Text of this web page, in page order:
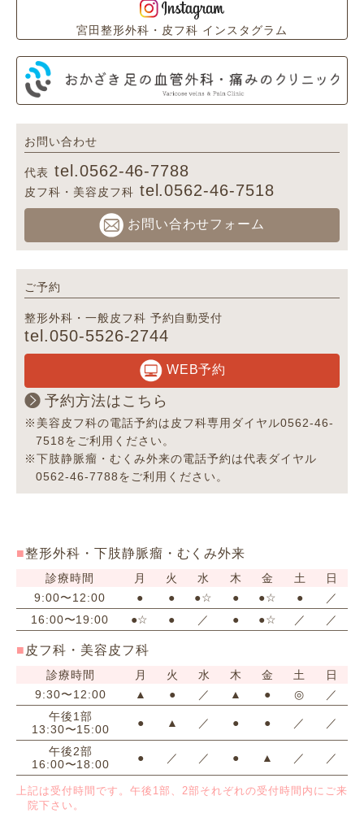
宮田整形外科・皮フ科 インスタグラム
お問い合わせ
代表 tel.0562-46-7788
皮フ科・美容皮フ科 tel.0562-46-7518
お問い合わせフォーム
ご予約
整形外科・一般皮フ科 予約自動受付
tel.050-5526-2744
WEB予約
予約方法はこちら
※美容皮フ科の電話予約は皮フ科専用ダイヤル0562-46-
7518をご利用ください。
※下肢静脈瘤・むくみ外来の電話予約は代表ダイヤル
0562-46-7788をご利用ください。
整形外科・下肢静脈瘤・むくみ外来
診療時間 月 火 水 木 金 土
日
9:00〜12:00
● ● ●☆ ● ●☆ ●
／
16:00〜19:00
●☆ ● ／ ● ●☆ ／ ／
皮フ科・美容皮フ科
診療時間 月 火 水 木 金 土
日
9:30〜12:00
▲ ● ／ ▲ ● ◎
／
午後1部
13:30〜15:00
● ▲ ／ ● ● ／ ／
午後2部
16:00〜18:00
● ／ ／ ● ▲ ／ ／
上記は受付時間です。午後1部、2部それぞれの受付時間内にご来
院下さい。